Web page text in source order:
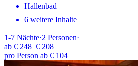
Hallenbad
6 weitere Inhalte
1-7 Nächte·2 Personen·
ab € 248 € 208
pro Person ab € 104